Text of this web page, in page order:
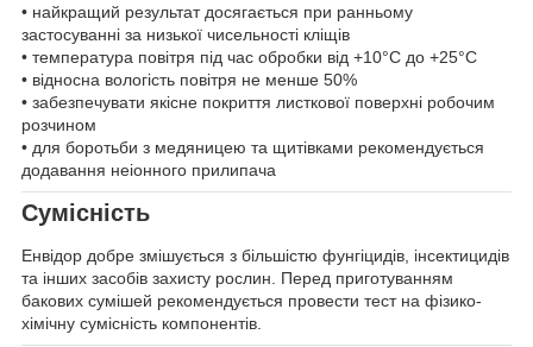
• найкращий результат досягається при ранньому
застосуванні за низької чисельності кліщів
• температура повітря під час обробки від +10°C до +25°C
• відносна вологість повітря не менше 50%
• забезпечувати якісне покриття листкової поверхні робочим
розчином
• для боротьби з медяницею та щитівками рекомендується
додавання неіонного прилипача
Сумісність
Енвідор добре змішується з більшістю фунгіцидів, інсектицидів
та інших засобів захисту рослин. Перед приготуванням
бакових сумішей рекомендується провести тест на фізико-
хімічну сумісність компонентів.